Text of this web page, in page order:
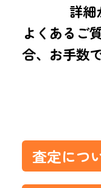
サービスのご案
買取品目 買
詳細
よくあるご
合、お手数
査定につ